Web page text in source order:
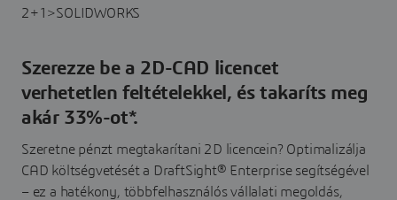
Szerezze be a 2D-CAD licencet
verhetetlen feltételekkel, és takaríts meg
akár 33%-ot*.
Szeretne pénzt megtakarítani 2D licencein? Optimalizálja
CAD költségvetését a DraftSight® Enterprise segítségével
– ez a hatékony, többfelhasználós vállalati megoldás,